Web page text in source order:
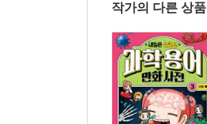
작가의 다른 상품